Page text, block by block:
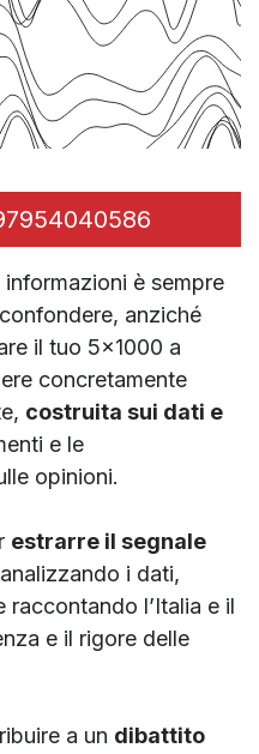
è sempre
anziché
il tuo 5x1000 a
concretamente
costruita sui dati e
e le
opinioni.
estrarre il segnale
i dati,
l’Italia e il
e il rigore delle
a un dibattito